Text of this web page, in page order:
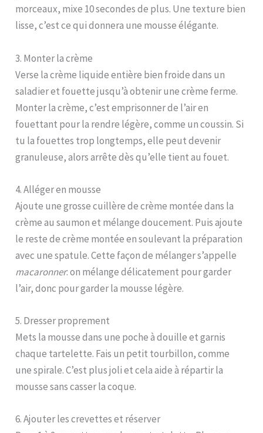
morceaux, mixe 10 secondes de plus. Une texture bien
lisse, c’est ce qui donnera une mousse élégante.
3. Monter la crème
Verse la crème liquide entière bien froide dans un
saladier et fouette jusqu’à obtenir une crème ferme.
Monter la crème, c’est emprisonner de l’air en
fouettant pour la rendre légère, comme un coussin. Si
tu la fouettes trop longtemps, elle peut devenir
granuleuse, alors arrête dès qu’elle tient au fouet.
4. Alléger en mousse
Ajoute une grosse cuillère de crème montée dans la
crème au saumon et mélange doucement. Puis ajoute
le reste de crème montée en soulevant la préparation
avec une spatule. Cette façon de mélanger s’appelle
macaronner: on mélange délicatement pour garder
l’air, donc pour garder la mousse légère.
5. Dresser proprement
Mets la mousse dans une poche à douille et garnis
chaque tartelette. Fais un petit tourbillon, comme
une spirale. C’est plus joli et cela aide à répartir la
mousse sans casser la coque.
6. Ajouter les crevettes et réserver